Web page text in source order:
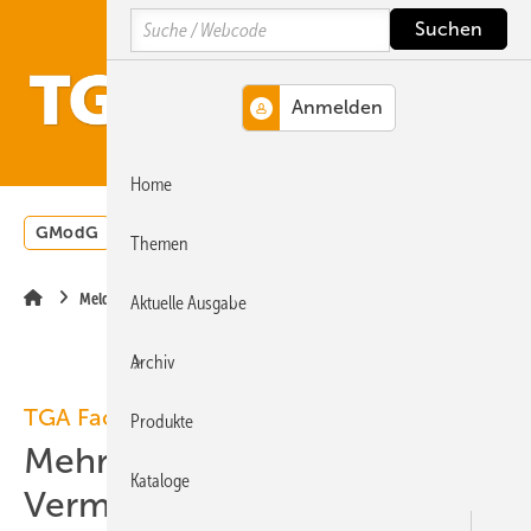
Hauptinhalt
Hauptmenü
SiteSearch
GModG Wärmepumpe
Meldungen
TGA Fachplaner 9-2007, Seite 49
Mehr Hygiene durch
Vermaschung
Search
Home
Themen
Aktuelle Ausgabe
Archiv
Produkte
Kataloge